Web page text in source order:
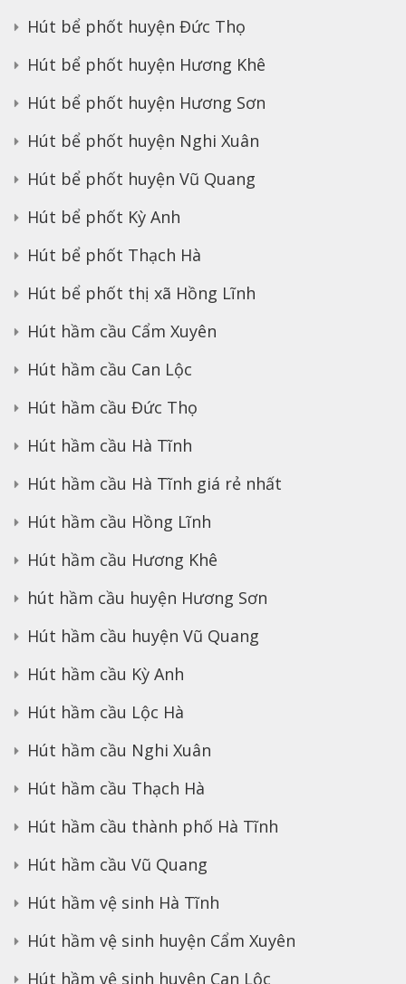
Hút bể phốt huyện Đức Thọ
Hút bể phốt huyện Hương Khê
Hút bể phốt huyện Hương Sơn
Hút bể phốt huyện Nghi Xuân
Hút bể phốt huyện Vũ Quang
Hút bể phốt Kỳ Anh
Hút bể phốt Thạch Hà
Hút bể phốt thị xã Hồng Lĩnh
Hút hầm cầu Cẩm Xuyên
Hút hầm cầu Can Lộc
Hút hầm cầu Đức Thọ
Hút hầm cầu Hà Tĩnh
Hút hầm cầu Hà Tĩnh giá rẻ nhất
Hút hầm cầu Hồng Lĩnh
Hút hầm cầu Hương Khê
hút hầm cầu huyện Hương Sơn
Hút hầm cầu huyện Vũ Quang
Hút hầm cầu Kỳ Anh
Hút hầm cầu Lộc Hà
Hút hầm cầu Nghi Xuân
Hút hầm cầu Thạch Hà
Hút hầm cầu thành phố Hà Tĩnh
Hút hầm cầu Vũ Quang
Hút hầm vệ sinh Hà Tĩnh
Hút hầm vệ sinh huyện Cẩm Xuyên
Hút hầm vệ sinh huyện Can Lộc